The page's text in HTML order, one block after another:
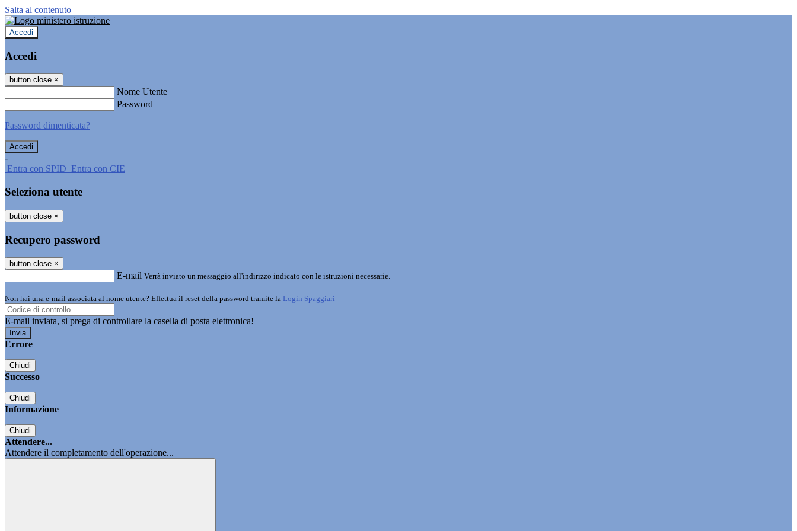
Salta al contenuto
Accedi
Accedi
button close ×
Nome Utente
Password
Password dimenticata?
-
Entra con SPID Entra con CIE
Seleziona utente
button close ×
Recupero password
button close ×
E-mail Verrà inviato un messaggio all'indirizzo indicato con le istruzioni necessarie.
Non hai una e-mail associata al nome utente? Effettua il reset della password tramite la Login Spaggiari
E-mail inviata, si prega di controllare la casella di posta elettronica!
Errore
Chiudi
Successo
Chiudi
Informazione
Chiudi
Attendere...
Attendere il completamento dell'operazione...